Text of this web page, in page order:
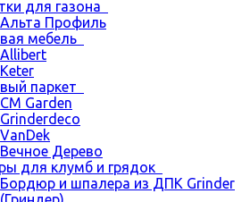
для газона
Альта Профиль
мебель
Allibert
Keter
паркет
CM Garden
Grinderdeco
VanDek
Вечное Дерево
для клумб и грядок
Бордюр и шпалера из ДПК Grinder